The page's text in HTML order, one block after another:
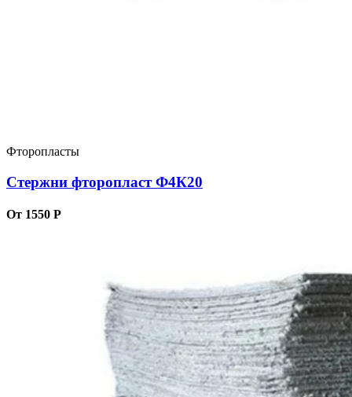
Фторопласты
Стержни фторопласт Ф4К20
От 1550 Р